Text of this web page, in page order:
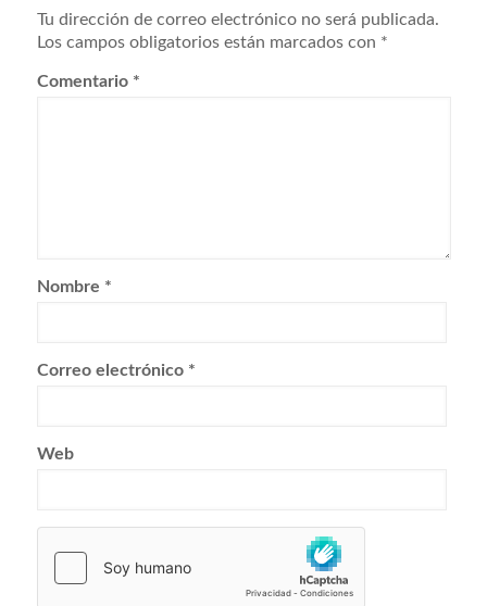
Tu dirección de correo electrónico no será publicada.
Los campos obligatorios están marcados con *
Comentario *
Nombre *
Correo electrónico *
Web